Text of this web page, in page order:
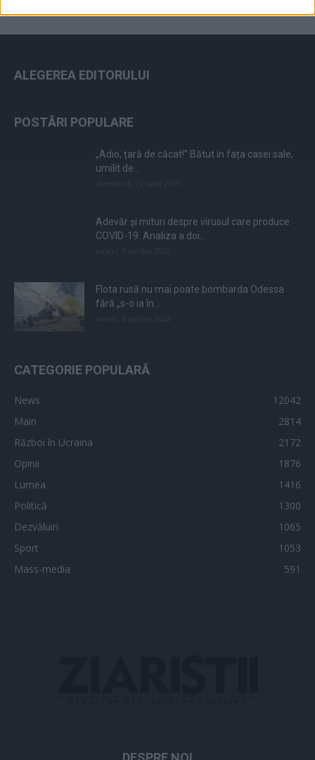
ALEGEREA EDITORULUI
POSTĂRI POPULARE
„Adio, țară de căcat!” Bătut în fața casei sale,
umilit de...
Adevăr și mituri despre virusul care produce
COVID-19. Analiza a doi...
Flota rusă nu mai poate bombarda Odessa
fără „s-o ia în...
CATEGORIE POPULARĂ
News
12042
Main
2814
Război în Ucraina
2172
Opinii
1876
Lumea
1416
Politică
1300
Dezvăluiri
1065
Sport
1053
Mass-media
591